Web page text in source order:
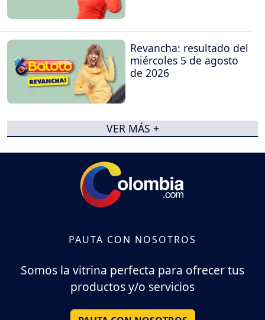
Revancha: resultado del
miércoles 5 de agosto
de 2026
VER MÁS +
PAUTA CON NOSOTROS
Somos la vitrina perfecta para ofrecer tus
productos y/o servicios